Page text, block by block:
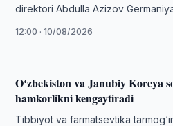
direktori Abdulla Azizov
Organisation rahbariyati …
12:00 · 10/08/2026
Oʻzbekiston va Janubiy Koreya
hamkorlikni kengaytiradi
Tibbiyot va farmatsevtika